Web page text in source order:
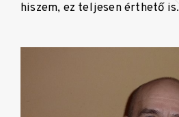
hiszem, ez teljesen érthető is.